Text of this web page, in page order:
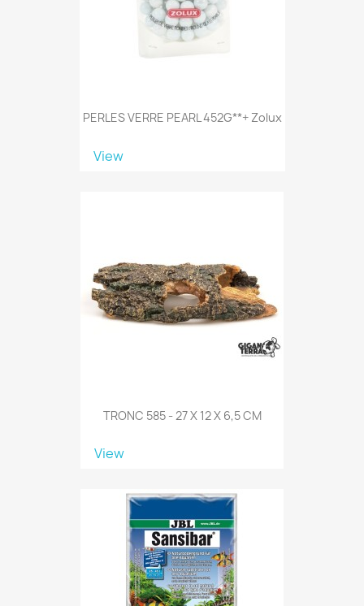
PERLES VERRE PEARL 452G**+ Zolux
View
TRONC 585 - 27 X 12 X 6,5 CM
View